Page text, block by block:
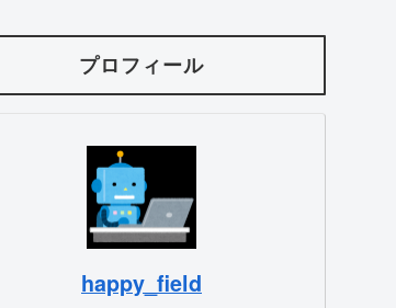
プロフィール
happy_field